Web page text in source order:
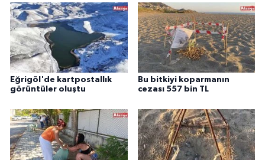
Eğrigöl'de kartpostallık
görüntüler oluştu
Bu bitkiyi koparmanın
cezası 557 bin TL